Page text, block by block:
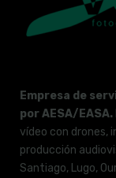
Empresa de
por AESA/EASA.
vídeo con drones,
producción
Santiago, Lugo,